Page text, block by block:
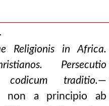
Religionis in Africa.
Persecutio
codicum traditio.—
non a principio ab